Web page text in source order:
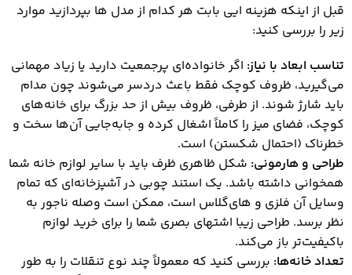
قبل از اینکه هزینه ایی بابت هر کدام از مدل ها بپردازید موارد
زیر را بررسی کنید:
تناسب ابعاد با نیاز: اگر خانواده‌ای پرجمعیت دارید یا زیاد مهمانی
می‌گیرید، ظروف کوچک فقط باعث دردسر می‌شوند چون مدام
باید شارژ شوند. از طرفی، ظروف بیش از حد بزرگ برای خانه‌های
کوچک، فضای میز را کاملاً اشغال کرده و جابه‌جایی آن‌ها سخت و
خطرناک (احتمال شکستن) است.
طراحی و هارمونی: شکل ظاهری ظرف باید با سایر لوازم خانه شما
همخوانی داشته باشد. یک استند چوبی در آشپزخانه‌ای که تمام
وسایل آن فلزی و های‌گلاس است، ممکن است وصله ناجور به
نظر برسد. طراحی زیبا اشتهای بصری شما را برای خرید لوازم
باکیفیت‌تر باز می‌کند.
تعداد خانه‌ها: بررسی کنید که معمولاً چند نوع تنقلات را به طور